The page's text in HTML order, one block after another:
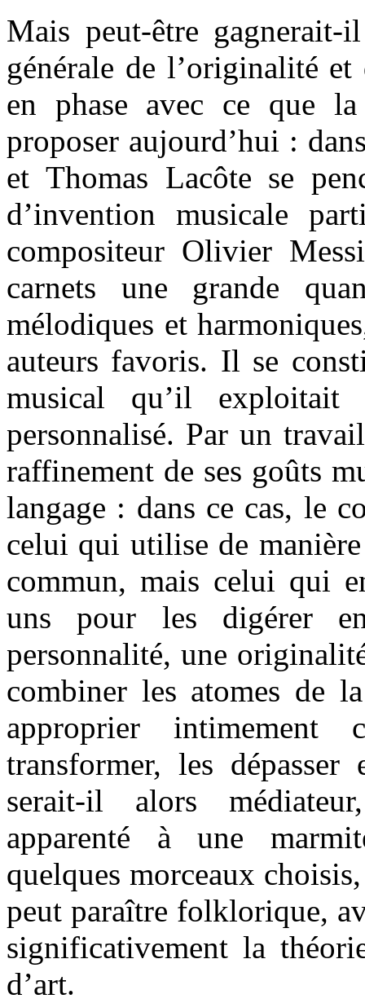
Mais peut-être gagnerait-
générale de l’originalité
en phase avec ce que
proposer aujourd’hui :
et Thomas Lacôte se
d’invention musicale
compositeur Olivier
carnets une grande
mélodiques et
auteurs favoris. Il se
musical qu’il exploitait
personnalisé. Par un
raffinement de ses goûts
langage : dans ce cas, le
celui qui utilise de
commun, mais celui qui
uns pour les digérer
personnalité, une
combiner les atomes de
approprier intimement
transformer, les
serait-il alors
apparenté à une
quelques morceaux
peut paraître folklorique,
significativement la
d’art.